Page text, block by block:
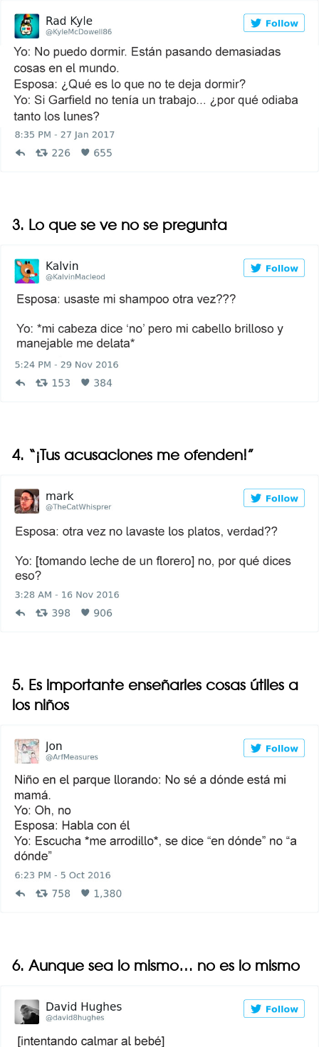
3. Lo que se ve no se pregunta
4. “¡Tus acusaciones me ofenden!”
5. Es importante enseñarles cosas útiles a
los niños
6. Aunque sea lo mismo… no es lo mismo